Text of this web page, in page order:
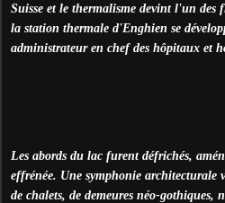
Suisse et le thermalisme devint l'un des
la station thermale d'Enghien se
administrateur en chef des hôpitaux et
Les abords du lac furent défrichés,
effrénée. Une symphonie architecturale
de chalets, de demeures néo-gothiques,